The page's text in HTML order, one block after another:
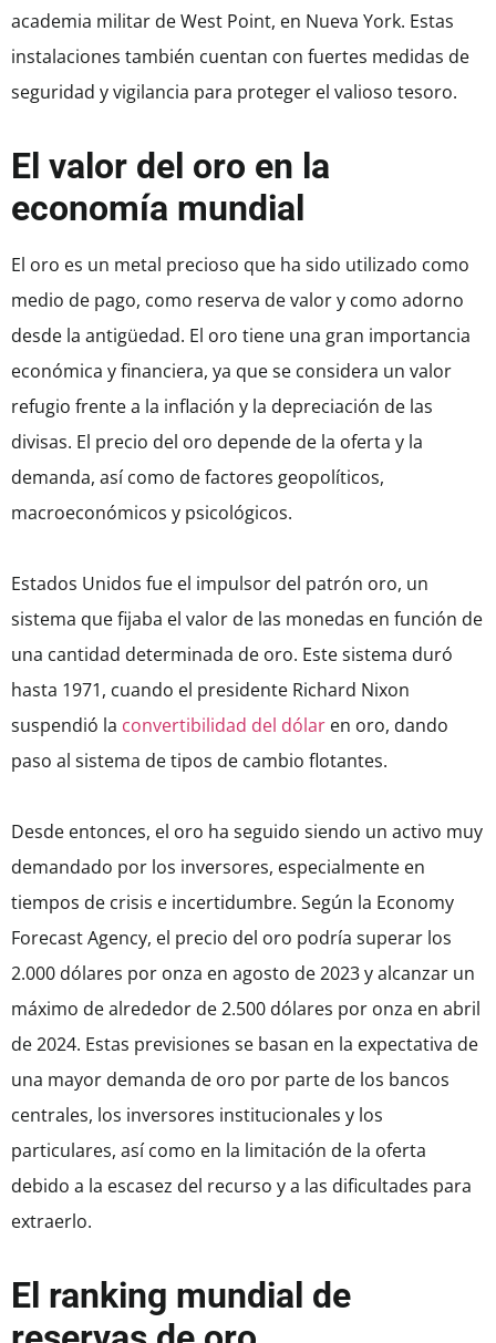
academia militar de West Point, en Nueva York. Estas
instalaciones también cuentan con fuertes medidas de
seguridad y vigilancia para proteger el valioso tesoro.
El valor del oro en la
economía mundial
El oro es un metal precioso que ha sido utilizado como
medio de pago, como reserva de valor y como adorno
desde la antigüedad. El oro tiene una gran importancia
económica y financiera, ya que se considera un valor
refugio frente a la inflación y la depreciación de las
divisas. El precio del oro depende de la oferta y la
demanda, así como de factores geopolíticos,
macroeconómicos y psicológicos.
Estados Unidos fue el impulsor del patrón oro, un
sistema que fijaba el valor de las monedas en función de
una cantidad determinada de oro. Este sistema duró
hasta 1971, cuando el presidente Richard Nixon
suspendió la convertibilidad del dólar en oro, dando
paso al sistema de tipos de cambio flotantes.
Desde entonces, el oro ha seguido siendo un activo muy
demandado por los inversores, especialmente en
tiempos de crisis e incertidumbre. Según la Economy
Forecast Agency, el precio del oro podría superar los
2.000 dólares por onza en agosto de 2023 y alcanzar un
máximo de alrededor de 2.500 dólares por onza en abril
de 2024. Estas previsiones se basan en la expectativa de
una mayor demanda de oro por parte de los bancos
centrales, los inversores institucionales y los
particulares, así como en la limitación de la oferta
debido a la escasez del recurso y a las dificultades para
extraerlo.
El ranking mundial de